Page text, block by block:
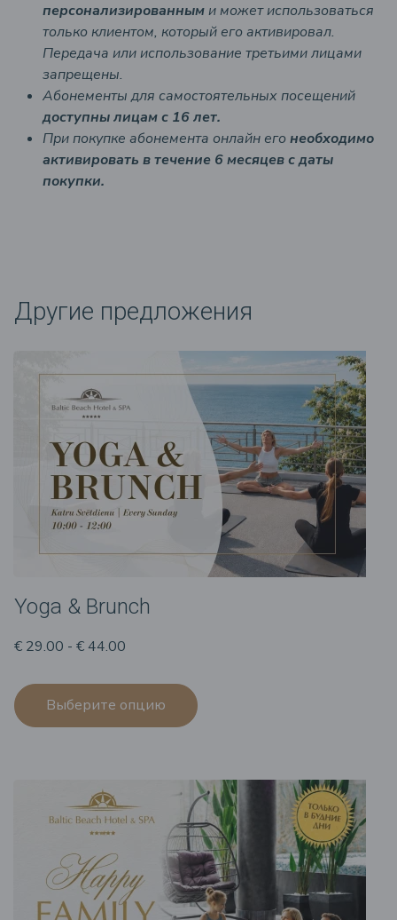
персонализированными может использоваться
только клиентом, который его активировал.
Передача или использование третьими лицами
запрещены.
Абонементы для самостоятельных посещений
доступны лицам с 16 лет.
При покупке абонемента онлайн егонеобходимо
активировать в течение 6 месяцев с даты
покупки.
Другие предложения
Yoga & Brunch
€ 29.00 - € 44.00
Выберите опцию